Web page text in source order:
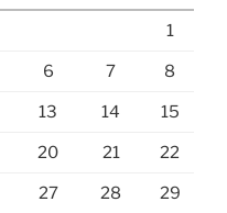
1
6 7 8
13 14 15
20 21 22
27 28 29